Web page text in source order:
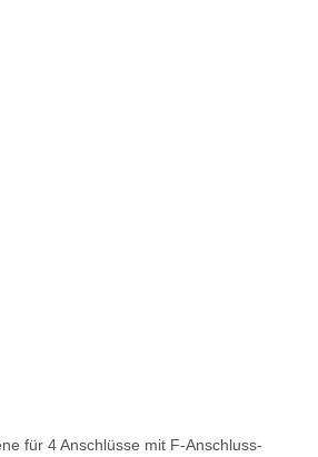
für 4 Anschlüsse mit F-Anschluss-